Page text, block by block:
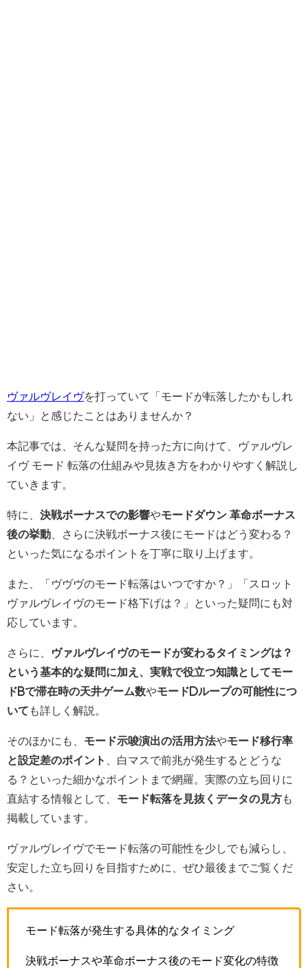
ヴァルヴレイヴを打っていて「モードが転落したかもしれ
ない」と感じたことはありませんか？
本記事では、そんな疑問を持った方に向けて、ヴァルヴレ
イヴ モード 転落の仕組みや見抜き方をわかりやすく解説し
ていきます。
特に、 決戦ボーナスでの影響やモードダウン 革命ボーナス
後の挙動 、さらに決戦ボーナス後にモードはどう変わる？
といった気になるポイントを丁寧に取り上げます。
また、「ヴヴヴのモード転落はいつですか？」「スロット
ヴァルヴレイヴのモード格下げは？」といった疑問にも対
応しています。
さらに、
ヴァルヴレイヴのモードが変わるタイミングは？
という基本的な疑問に加え、実戦で役立つ知識としてモー
ドbで滞在時の天井ゲーム数やモードdループの可能性につ
いて も詳しく解説。
そのほかにも、 モード示唆演出の活用方法やモード移行率
と設定差のポイント
、白マスで前兆が発生するとどうな
る？といった細かなポイントまで網羅。実際の立ち回りに
直結する情報として、 モード転落を見抜くデータの見方も
掲載しています。
ヴァルヴレイヴでモード転落の可能性を少しでも減らし、
安定した立ち回りを目指すために、ぜひ最後までご覧くだ
さい。
モード転落が発生する具体的なタイミング
決戦ボーナスや革命ボーナス後のモード変化の特徴